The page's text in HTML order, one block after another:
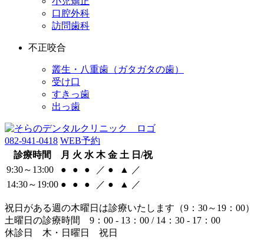
口腔外科
訪問歯科
不正咬合
叢生・八重歯（ガタガタの歯）
受け口
すきっ歯
出っ歯
082-941-0418 WEB予約
診療時間
月 火 水 木 金 土 日/祝
9:30～13:00
● ● ● ／ ● ▲
／
14:30～19:00 ● ● ● ／ ● ▲ ／
祝日がある週の木曜日は診療いたします（9：30～19：00）
土曜日の診療時間 9：00 - 13：00 / 14：30 - 17：00
休診日 木・日曜日 祝日